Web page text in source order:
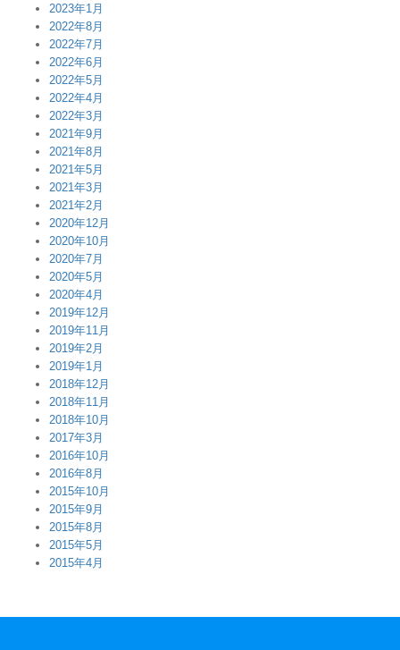
2023年1月
2022年8月
2022年7月
2022年6月
2022年5月
2022年4月
2022年3月
2021年9月
2021年8月
2021年5月
2021年3月
2021年2月
2020年12月
2020年10月
2020年7月
2020年5月
2020年4月
2019年12月
2019年11月
2019年2月
2019年1月
2018年12月
2018年11月
2018年10月
2017年3月
2016年10月
2016年8月
2015年10月
2015年9月
2015年8月
2015年5月
2015年4月